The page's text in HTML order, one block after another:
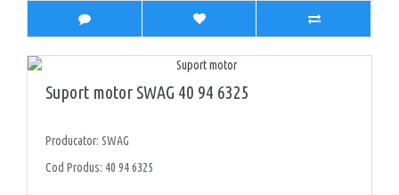
Suport motor SWAG 40 94 6325
Producator: SWAG
Cod Produs: 40 94 6325